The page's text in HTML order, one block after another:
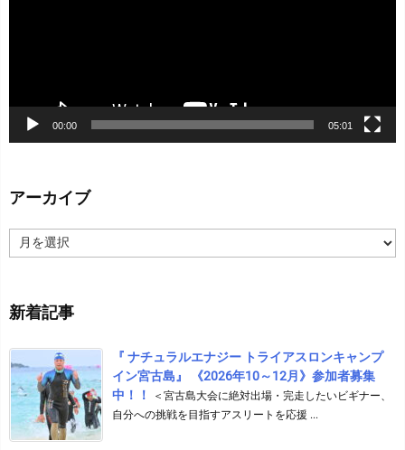
00:00 05:01
アーカイブ
ー
ブ
新着記事
『 ナチュラルエナジー トライアスロンキャンプ
イン宮古島』 《2026年10～12月》参加者募集
中！！
＜宮古島大会に絶対出場・完走したいビギナー、
自分への挑戦を目指すアスリートを応援 ...